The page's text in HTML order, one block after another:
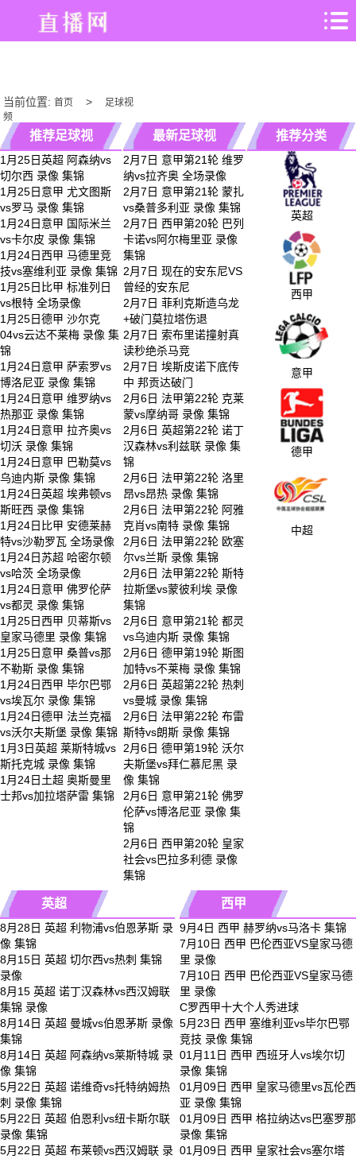
吧
专
业
体
育
赛
直
当前位置: 首页>
足球视
频
推荐足球视
频
1月25日英超 阿森纳vs
切尔西 录像 集锦
1月25日意甲 尤文图斯
vs罗马 录像 集锦
1月24日意甲 国际米兰
vs卡尔皮 录像 集锦
1月24日西甲 马德里竞
技vs塞维利亚 录像 集锦
1月25日比甲 标准列日
vs根特 全场录像
1月25日德甲 沙尔克
04vs云达不莱梅 录像 集
锦
1月24日意甲 萨索罗vs
博洛尼亚 录像 集锦
1月24日意甲 维罗纳vs
热那亚 录像 集锦
1月24日意甲 拉齐奥vs
切沃 录像 集锦
1月24日意甲 巴勒莫vs
乌迪内斯 录像 集锦
1月24日英超 埃弗顿vs
斯旺西 录像 集锦
1月24日比甲 安德莱赫
特vs沙勒罗瓦 全场录像
1月24日苏超 哈密尔顿
vs哈茨 全场录像
1月24日意甲 佛罗伦萨
vs都灵 录像 集锦
1月25日西甲 贝蒂斯vs
皇家马德里 录像 集锦
1月25日意甲 桑普vs那
不勒斯 录像 集锦
1月24日西甲 毕尔巴鄂
vs埃瓦尔 录像 集锦
1月24日德甲 法兰克福
vs沃尔夫斯堡 录像 集锦
1月3日英超 莱斯特城vs
斯托克城 录像 集锦
1月24日土超 奥斯曼里
士邦vs加拉塔萨雷 集锦
最新足球视
频
2月7日 意甲第21轮 维罗
纳vs拉齐奥 全场录像
2月7日 意甲第21轮 蒙扎
vs桑普多利亚 录像 集锦
2月7日 西甲第20轮 巴列
卡诺vs阿尔梅里亚 录像
集锦
2月7日 现在的安东尼VS
曾经的安东尼
2月7日 菲利克斯造乌龙
+破门莫拉塔伤退
2月7日 索布里诺撞射真
读秒绝杀马竞
2月7日 埃斯皮诺下底传
中 邦贡达破门
2月6日 法甲第22轮 克莱
蒙vs摩纳哥 录像 集锦
2月6日 英超第22轮 诺丁
汉森林vs利兹联 录像 集
锦
2月6日 法甲第22轮 洛里
昂vs昂热 录像 集锦
2月6日 法甲第22轮 阿雅
克肖vs南特 录像 集锦
2月6日 法甲第22轮 欧塞
尔vs兰斯 录像 集锦
2月6日 法甲第22轮 斯特
拉斯堡vs蒙彼利埃 录像
集锦
2月6日 意甲第21轮 都灵
vs乌迪内斯 录像 集锦
2月6日 德甲第19轮 斯图
加特vs不莱梅 录像 集锦
2月6日 英超第22轮 热刺
vs曼城 录像 集锦
2月6日 法甲第22轮 布雷
斯特vs朗斯 录像 集锦
2月6日 德甲第19轮 沃尔
夫斯堡vs拜仁慕尼黑 录
像 集锦
2月6日 意甲第21轮 佛罗
伦萨vs博洛尼亚 录像 集
锦
2月6日 西甲第20轮 皇家
社会vs巴拉多利德 录像
集锦
推荐分类
英超
西甲
意甲
德甲
中超
英超
8月28日 英超 利物浦vs伯恩茅斯 录
像 集锦
8月15日 英超 切尔西vs热刺 集锦
录像
8月15 英超 诺丁汉森林vs西汉姆联
集锦 录像
8月14日 英超 曼城vs伯恩茅斯 录像
集锦
8月14日 英超 阿森纳vs莱斯特城 录
像 集锦
5月22日 英超 诺维奇vs托特纳姆热
刺 录像 集锦
5月22日 英超 伯恩利vs纽卡斯尔联
录像 集锦
5月22日 英超 布莱顿vs西汉姆联 录
西甲
9月4日 西甲 赫罗纳vs马洛卡 集锦
7月10日 西甲 巴伦西亚VS皇家马德
里 录像
7月10日 西甲 巴伦西亚VS皇家马德
里 录像
C罗西甲十大个人秀进球
5月23日 西甲 塞维利亚vs毕尔巴鄂
竞技 录像 集锦
01月11日 西甲 西班牙人vs埃尔切
录像 集锦
01月09日 西甲 皇家马德里vs瓦伦西
亚 录像 集锦
01月09日 西甲 格拉纳达vs巴塞罗那
录像 集锦
01月09日 西甲 皇家社会vs塞尔塔